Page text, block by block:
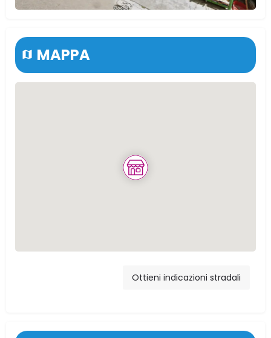
MAPPA
Ottieni indicazioni stradali